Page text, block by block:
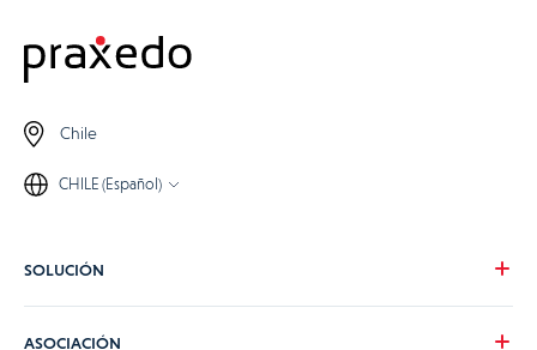
Chile
CHILE (Español)
SOLUCIÓN
ASOCIACIÓN